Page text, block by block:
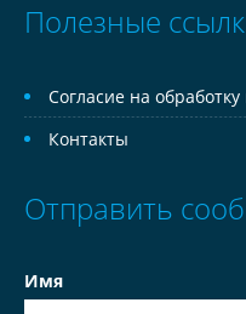
Полезные
Согласие на
Контакты
Отправить
Имя